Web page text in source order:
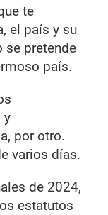
te
el país y su
se pretende
país.
y
por otro.
varios días.
de 2024,
estatutos